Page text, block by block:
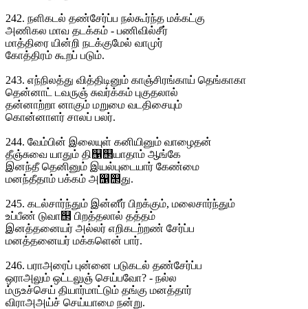
242. நளிகடல் தண்சேர்ப்ப நல்கூர்ந்த மக்கட்கு
அணிகல மாவ தடக்கம் - பணிவில்சீர்
மாத்திரை யின்றி நடக்குமேல் வாமுர்
கோத்திரம் கூறப் படும்.
243. எந்நிலத்து வித்திடினும் காஞ்சிரங்காய் தெங்காகா
தென்னாட் டவருஞ் சுவர்க்கம் புகுதலால்
தன்னாற்றா னாகும் மறுமை வடதிசையும்
கொன்னாளர் சாலப் பலர்.
244. வேம்பின் இலையுள் கனியினும் வாழைதன்
தீஞ்சுவை யாதும் தி஡஢யாதாம் ஆங்கே
இனந்தீ தெனினும் இயல்புடையார் கேண்மை
மனந்தீதாம் பக்கம் அ஡஢து.
245. கடல்சார்ந்தும் இன்னீர் பிறக்கும், மலைசார்ந்தும்
உப்பீண் டுவா஢ பிறத்தலால் தத்தம்
இனத்தனையர் அல்லர் எறிகடற்றண் சேர்ப்ப
மனத்தனையர் மக்களென் பார்.
246. பராஅரைப் புன்னை படுகடல் தண்சேர்ப்ப
ஒராஅலும் ஒட்டலுஞ் செய்பவோ? - நல்ல
ம்ருஉச்செய் தியார்மாட்டும் தங்கு மனத்தார்
விராஅஅய்ச் செய்யாமை நன்று.